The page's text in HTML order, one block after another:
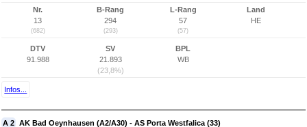
Nr.
13
(682)
B-Rang
294
(293)
L-Rang
57
(57)
Land
HE
DTV
91.988
SV
21.893
(23,8%)
BPL
WB
Infos...
A 2 AK Bad Oeynhausen (A2/A30) - AS Porta Westfalica (33)